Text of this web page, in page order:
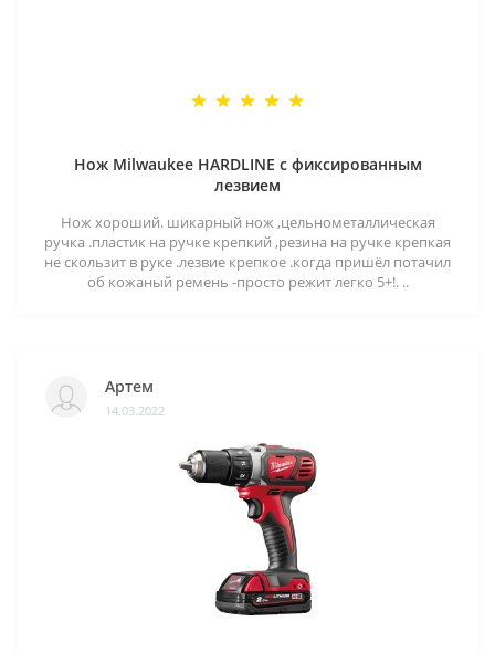
Нож Milwaukee HARDLINE с фиксированным
лезвием
Нож хороший. шикарный нож ,цельнометаллическая
ручка .пластик на ручке крепкий ,резина на ручке крепкая
не скользит в руке .лезвие крепкое .когда пришёл потачил
об кожаный ремень -просто режит легко 5+!. ..
Артем
14.03.2022